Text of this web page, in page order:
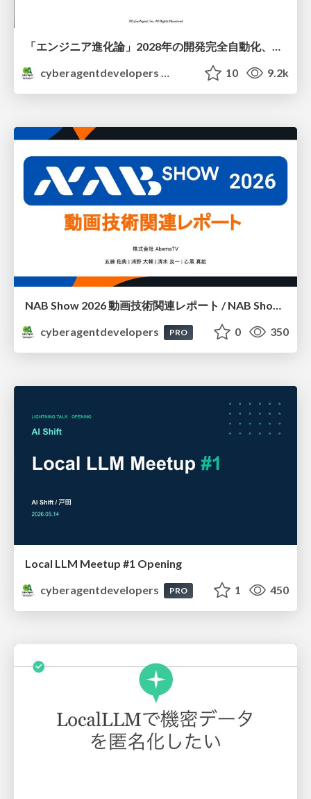
「エンジニア進化論」2028年の開発完全自動化、エンジニアはどう進化するか
cyberagentdevelopers
10 9.2k
NAB Show 2026 動画技術関連レポート / NAB Show 2026 Report
cyberagentdevelopers
PRO 0 350
Local LLM Meetup #1 Opening
cyberagentdevelopers
PRO 1 450